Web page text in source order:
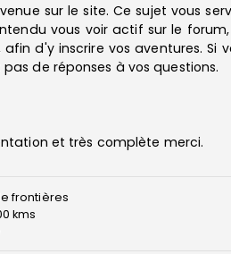
sur le site. Ce sujet vous
vous voir actif sur le
d'y inscrire vos aventures. Si
de réponses à vos questions.
et très complète merci.
frontières
kms